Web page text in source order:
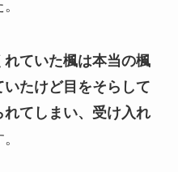
ていた楓は本当の楓
たけど目をそらして
てしまい、受け入れ